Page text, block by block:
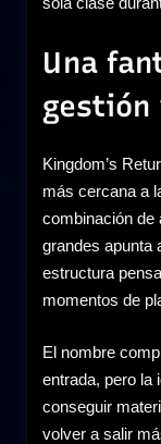
Una
gestión
Kingdom’s
más cercana a
combinación de
grandes apunta
estructura
momentos de
El nombre
entrada, pero la
conseguir
volver a salir